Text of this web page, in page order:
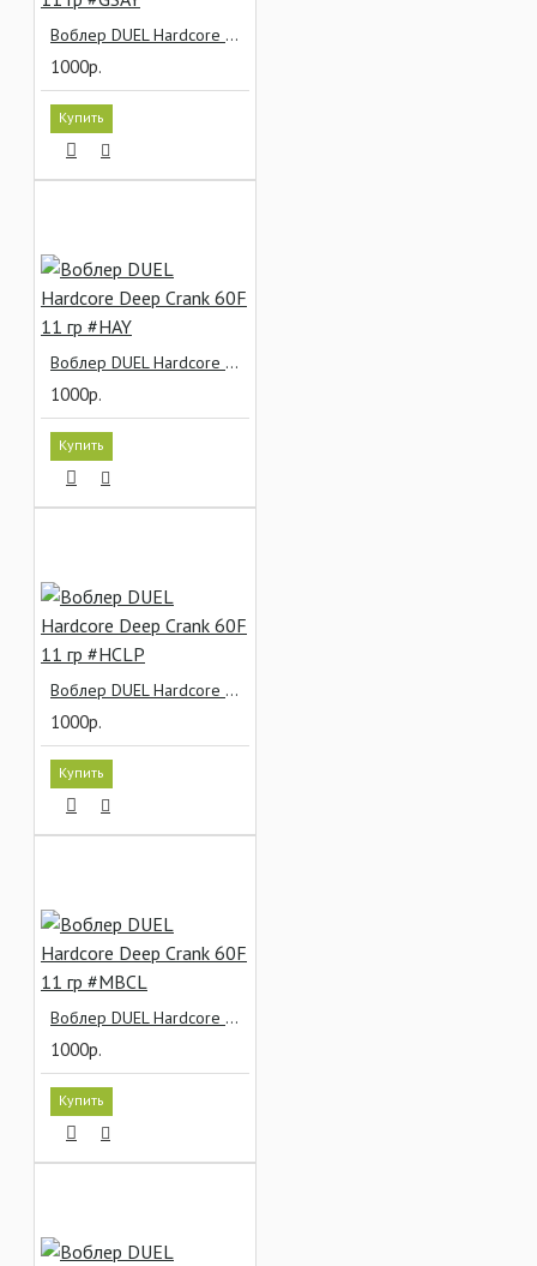
Воблер DUEL Hardcore Deep Crank 60F 11 гр #GSAY
1000р.
Купить
Воблер DUEL Hardcore Deep Crank 60F 11 гр #HAY
1000р.
Купить
Воблер DUEL Hardcore Deep Crank 60F 11 гр #HCLP
1000р.
Купить
Воблер DUEL Hardcore Deep Crank 60F 11 гр #MBCL
1000р.
Купить